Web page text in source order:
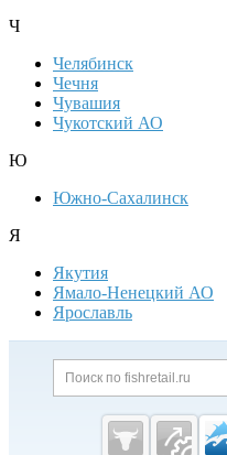
Ч
Челябинск
Чечня
Чувашия
Чукотский АО
Ю
Южно-Сахалинск
Я
Якутия
Ямало-Ненецкий АО
Ярославль
Cсылки на